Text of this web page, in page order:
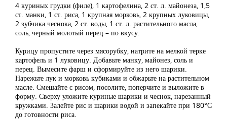
4 куриных грудки (филе), 1 картофелина, 2 ст. л. майонеза, 1,5
ст. манки, 1 ст. риса, 1 крупная морковь, 2 крупных луковицы,
2 зубчика чеснока, 2 ст. воды, 1 ст. л. растительного масла,
соль, черный молотый перец – по вкусу.
Курицу пропустите через мясорубку, натрите на мелкой терке
картофель и 1 луковицу. Добавьте манку, майонез, соль и
перец. Вымесите фарш и сформируйте из него шарики.
Нарежьте лук и морковь кубиками и обжарьте на растительном
масле. Смешайте с рисом, посолите, поперчите и выложите в
форму. Сверху уложите куриные шарики и чеснок, нарезанный
кружками. Залейте рис и шарики водой и запекайте при 180°С
до готовности риса.